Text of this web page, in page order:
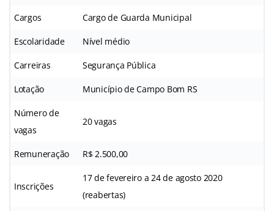
Cargos Cargo de Guarda Municipal
Escolaridade Nível médio
Carreiras Segurança Pública
Lotação Município de Campo Bom RS
Número de
vagas
20 vagas
Remuneração R$ 2.500,00
Inscrições
17 de fevereiro a 24 de agosto 2020
(reabertas)